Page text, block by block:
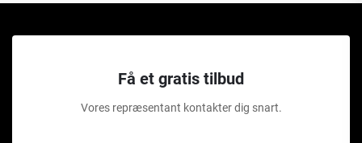
Få et gratis tilbud
Vores repræsentant kontakter dig snart.